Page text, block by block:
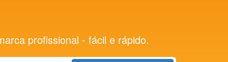
profissional - fácil e rápido.